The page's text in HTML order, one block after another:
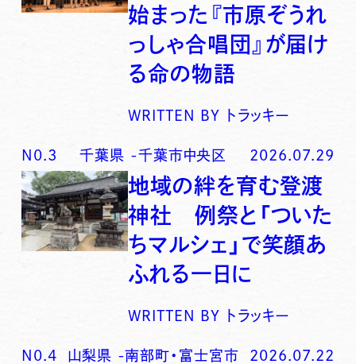
始まった『市原ぞうれ
っしゃ合唱団』が届け
る命の物語
WRITTEN BY トラッキー
N0. 3 千葉県 -千葉市中央区 2026.07.29
地域の絆を育む登渡
神社 例祭と「ついた
ちマルシェ」で笑顔あ
ふれる一日に
WRITTEN BY トラッキー
N0. 4 山梨県 -南部町・富士宮市 2026.07.22